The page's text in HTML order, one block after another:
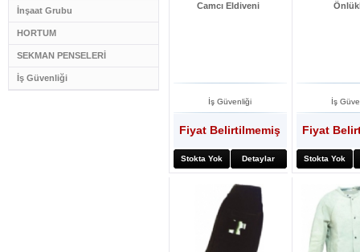
İnşaat Grubu
HORTUM
SEKMAN PENSELERİ
İş Güvenliği
Camcı Eldiveni
İş Güvenliği
Fiyat Belirtilmemiş
Stokta Yok Detaylar
İş
Fiyat
Stokta Yok